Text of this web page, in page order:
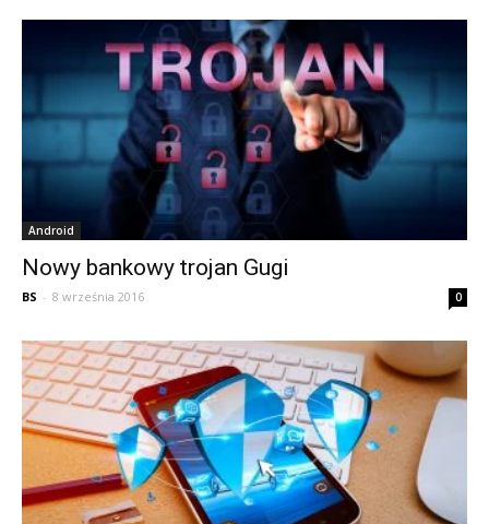
Android
Nowy bankowy trojan Gugi
BS - 8 września 2016 0